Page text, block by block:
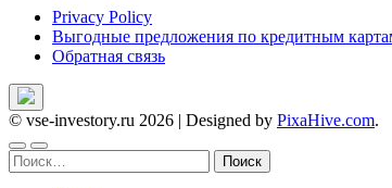
Privacy Policy
Выгодные предложения по кредитным
Обратная связь
© vse-investory.ru 2026 | Designed by PixaHive.com.
Найти: